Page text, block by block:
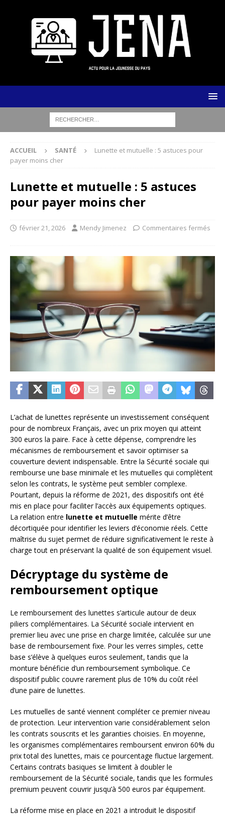
ACCUEIL SANTÉ
Lunette et mutuelle : 5 astuces pour
payer moins cher
Lunette et mutuelle : 5 astuces
pour payer moins cher
février 21, 2026 Mendy Jimenez Commentaires fermés
L’achat de lunettes représente un investissement conséquent
pour de nombreux Français, avec un prix moyen qui atteint
300 euros la paire. Face à cette dépense, comprendre les
mécanismes de remboursement et savoir optimiser sa
couverture devient indispensable. Entre la Sécurité sociale qui
rembourse une base minimale et les mutuelles qui complètent
selon les contrats, le système peut sembler complexe.
Pourtant, depuis la réforme de 2021, des dispositifs ont été
mis en place pour faciliter l’accès aux équipements optiques.
La relation entre lunette et mutuelle mérite d’être
décortiquée pour identifier les leviers d’économie réels. Cette
maîtrise du sujet permet de réduire significativement le reste à
charge tout en préservant la qualité de son équipement visuel.
Décryptage du système de
remboursement optique
Le remboursement des lunettes s’articule autour de deux
piliers complémentaires. La Sécurité sociale intervient en
premier lieu avec une prise en charge limitée, calculée sur une
base de remboursement fixe. Pour les verres simples, cette
base s’élève à quelques euros seulement, tandis que la
monture bénéficie d’un remboursement symbolique. Ce
dispositif public couvre rarement plus de 10% du coût réel
d’une paire de lunettes.
Les mutuelles de santé viennent compléter ce premier niveau
de protection. Leur intervention varie considérablement selon
les contrats souscrits et les garanties choisies. En moyenne,
les organismes complémentaires remboursent environ 60% du
prix total des lunettes, mais ce pourcentage fluctue largement.
Certains contrats basiques se limitent à doubler le
remboursement de la Sécurité sociale, tandis que les formules
premium peuvent couvrir jusqu’à 500 euros par équipement.
La réforme mise en place en 2021 a introduit le dispositif